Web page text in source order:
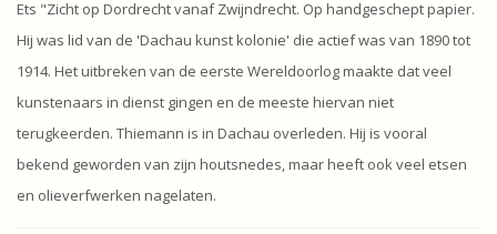
Ets "Zicht op Dordrecht vanaf Zwijndrecht. Op handgeschept papier.
Hij was lid van de 'Dachau kunst kolonie' die actief was van 1890 tot
1914. Het uitbreken van de eerste Wereldoorlog maakte dat veel
kunstenaars in dienst gingen en de meeste hiervan niet
terugkeerden. Thiemann is in Dachau overleden. Hij is vooral
bekend geworden van zijn houtsnedes, maar heeft ook veel etsen
en olieverfwerken nagelaten.